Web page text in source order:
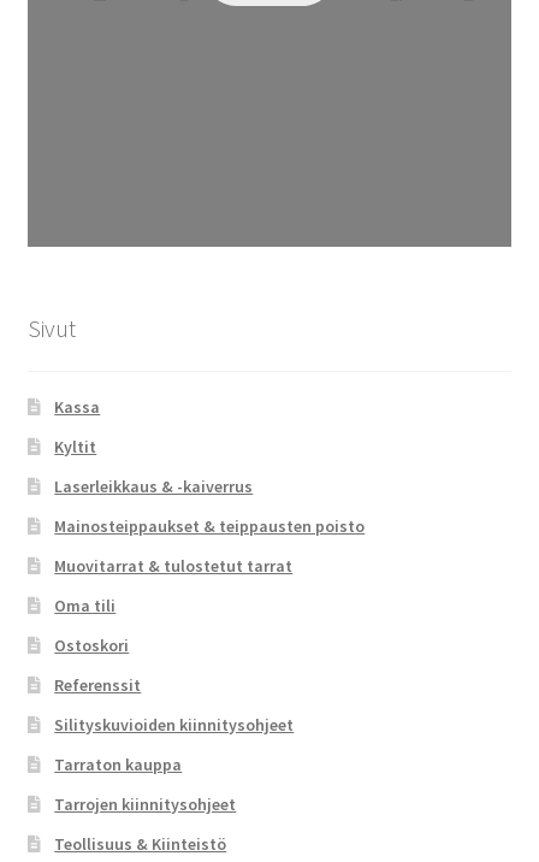
Sivut
Kassa
Kyltit
Laserleikkaus & -kaiverrus
Mainosteippaukset & teippausten poisto
Muovitarrat & tulostetut tarrat
Oma tili
Ostoskori
Referenssit
Silityskuvioiden kiinnitysohjeet
Tarraton kauppa
Tarrojen kiinnitysohjeet
Teollisuus & Kiinteistö